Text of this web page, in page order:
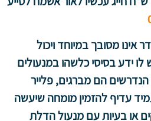
מסובך במיוחד ויכול
לו ידע בסיסי כלשהו במנעולים
הם מברגים, פלייר
עדיף להזמין מומחה שיעשה
או בעיות עם מנעול הדלת